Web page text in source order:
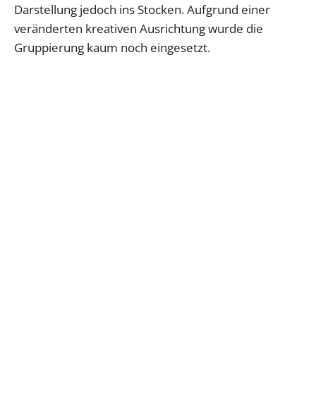
Darstellung jedoch ins Stocken. Aufgrund einer
veränderten kreativen Ausrichtung wurde die
Gruppierung kaum noch eingesetzt.